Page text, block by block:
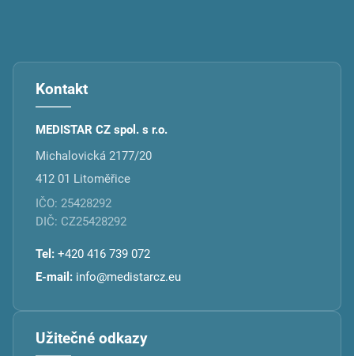
Kontakt
MEDISTAR CZ spol. s r.o.
Michalovická 2177/20
412 01 Litoměřice
IČO: 25428292
DIČ: CZ25428292
Tel: +420 416 739 072
E-mail: info@medistarcz.eu
Užitečné odkazy